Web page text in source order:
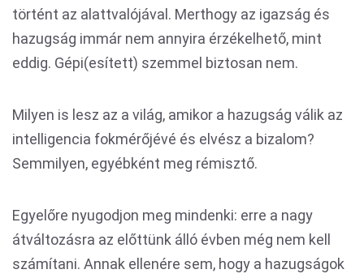
történt az alattvalójával. Merthogy az igazság és
hazugság immár nem annyira érzékelhető, mint
eddig. Gépi(esített) szemmel biztosan nem.
Milyen is lesz az a világ, amikor a hazugság válik az
intelligencia fokmérőjévé és elvész a bizalom?
Semmilyen, egyébként meg rémisztő.
Egyelőre nyugodjon meg mindenki: erre a nagy
átváltozásra az előttünk álló évben még nem kell
számítani. Annak ellenére sem, hogy a hazugságok